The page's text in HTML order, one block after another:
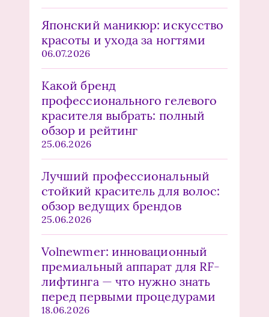
Японский маникюр: искусство
красоты и ухода за ногтями
06.07.2026
Какой бренд
профессионального гелевого
красителя выбрать: полный
обзор и рейтинг
25.06.2026
Лучший профессиональный
стойкий краситель для волос:
обзор ведущих брендов
25.06.2026
Volnewmer: инновационный
премиальный аппарат для RF-
лифтинга — что нужно знать
перед первыми процедурами
18.06.2026